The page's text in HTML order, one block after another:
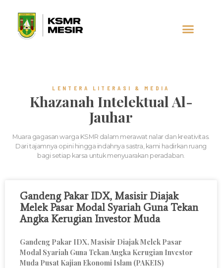
LENTERA LITERASI & MEDIA
Khazanah Intelektual Al-
Jauhar
Muara gagasan warga KSMR dalam merawat nalar dan kreativitas.
Dari tajamnya opini hingga indahnya sastra, kami hadirkan ruang
bagi setiap karsa untuk menyuarakan peradaban.
Gandeng Pakar IDX, Masisir Diajak
Melek Pasar Modal Syariah Guna Tekan
Angka Kerugian Investor Muda
Gandeng Pakar IDX, Masisir Diajak Melek Pasar
Modal Syariah Guna Tekan Angka Kerugian Investor
Muda Pusat Kajian Ekonomi Islam (PAKEIS)